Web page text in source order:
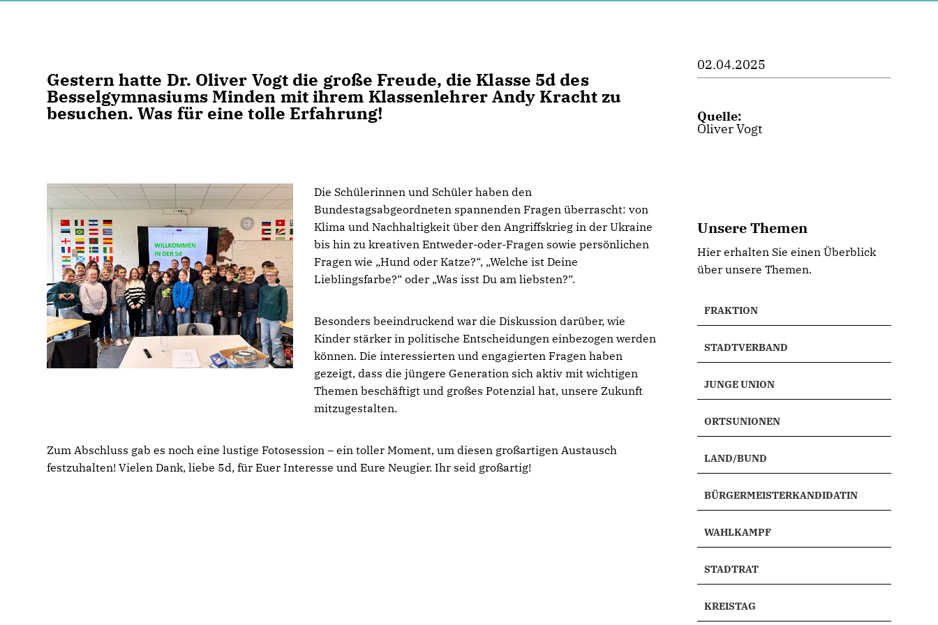
Gestern hatte Dr. Oliver Vogt die große Freude, die Klasse 5d des
Besselgymnasiums Minden mit ihrem Klassenlehrer Andy Kracht zu
besuchen. Was für eine tolle Erfahrung!
Die Schülerinnen und Schüler haben den
Bundestagsabgeordneten spannenden Fragen überrascht: von
Klima und Nachhaltigkeit über den Angriffskrieg in der Ukraine
bis hin zu kreativen Entweder-oder-Fragen sowie persönlichen
Fragen wie „Hund oder Katze?“, „Welche ist Deine
Lieblingsfarbe?“ oder „Was isst Du am liebsten?“.
Besonders beeindruckend war die Diskussion darüber, wie
Kinder stärker in politische Entscheidungen einbezogen werden
können. Die interessierten und engagierten Fragen haben
gezeigt, dass die jüngere Generation sich aktiv mit wichtigen
Themen beschäftigt und großes Potenzial hat, unsere Zukunft
mitzugestalten.
Zum Abschluss gab es noch eine lustige Fotosession – ein toller Moment, um diesen großartigen Austausch
festzuhalten! Vielen Dank, liebe 5d, für Euer Interesse und Eure Neugier. Ihr seid großartig!
02.04.2025
Quelle:
Oliver Vogt
Unsere Themen
Hier erhalten Sie einen Überblick
über unsere Themen.
FRAKTION
STADTVERBAND
JUNGE UNION
ORTSUNIONEN
LAND/BUND
BÜRGERMEISTERKANDIDATIN
WAHLKAMPF
STADTRAT
KREISTAG